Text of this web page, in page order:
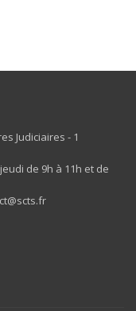
Judiciaires - 1
de 9h à 11h et de